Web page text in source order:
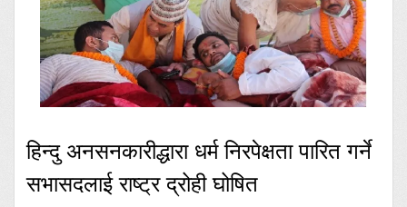
हिन्दु अनसनकारीद्धारा धर्म निरपेक्षता पारित गर्ने
सभासदलाई राष्ट्र द्रोही घोषित